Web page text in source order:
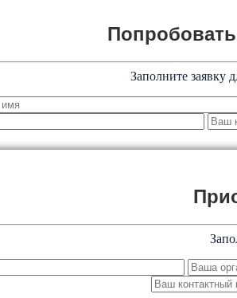
Заполните заявку